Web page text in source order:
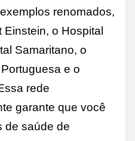
renomados,
o Hospital
Samaritano, o
e o
rede
garante que você
de saúde de